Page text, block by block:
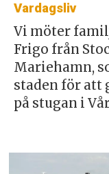
Vardagsliv
Vi möter
Frigo från
Mariehamn,
staden för att
på stugan i